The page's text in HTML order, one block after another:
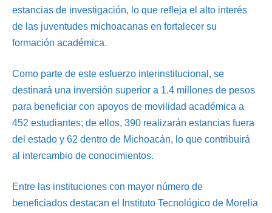
estancias de investigación, lo que refleja el alto interés
de las juventudes michoacanas en fortalecer su
formación académica.
Como parte de este esfuerzo interinstitucional, se
destinará una inversión superior a 1.4 millones de pesos
para beneficiar con apoyos de movilidad académica a
452 estudiantes; de ellos, 390 realizarán estancias fuera
del estado y 62 dentro de Michoacán, lo que contribuirá
al intercambio de conocimientos.
Entre las instituciones con mayor número de
beneficiados destacan el Instituto Tecnológico de Morelia